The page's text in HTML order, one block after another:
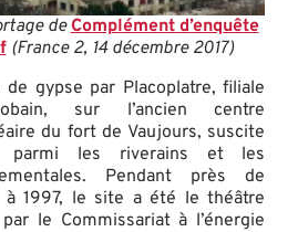
de Complément d’enquête
(France 2, 14 décembre 2017)
gypse par Placoplatre, filiale
sur l’ancien centre
du fort de Vaujours, suscite
parmi les riverains et les
Pendant près de
à 1997, le site a été le théâtre
le Commissariat à l’énergie